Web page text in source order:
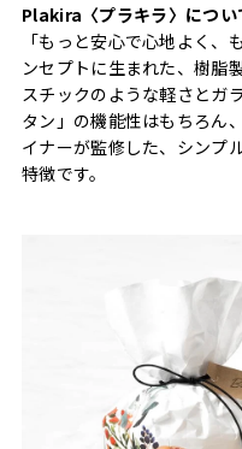
Plakira〈プラキラ〉につい
「もっと安心で心地よく、
ンセプトに生まれた、樹脂
スチックのような軽さとガ
タン」の機能性はもちろん
イナーが監修した、シンプ
特徴です。